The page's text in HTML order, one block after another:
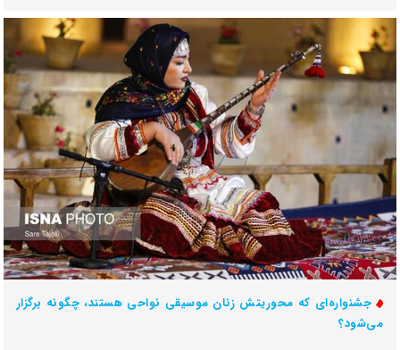
جشنواره‌ای که محوریتش زنان موسیقی نواحی هستند، چگونه برگزار
می‌شود؟